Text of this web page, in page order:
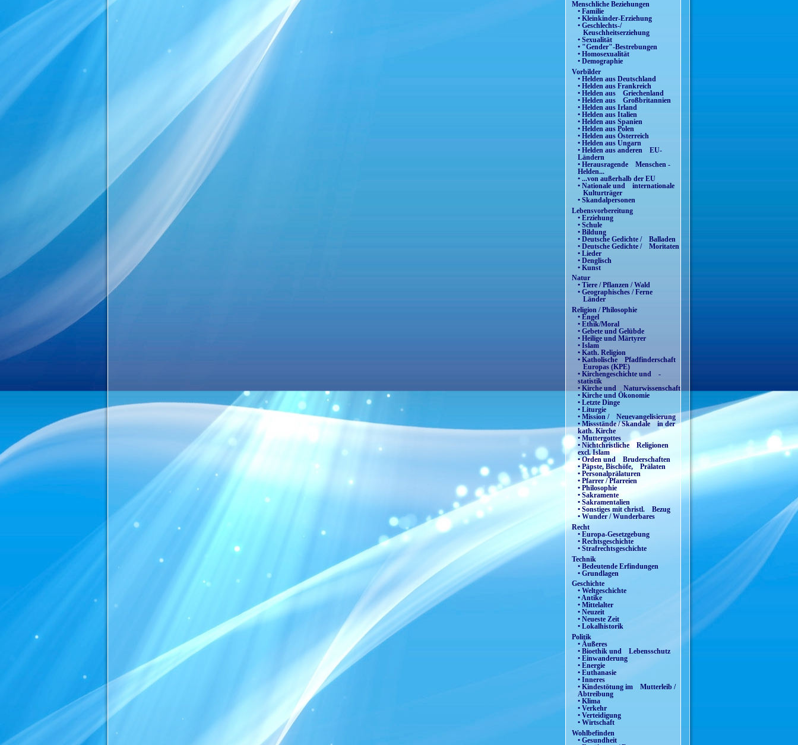
Menschliche Beziehungen
• Familie
• Kleinkinder-Erziehung
• Geschlechts-/
Keuschheitserziehung
• Sexualität
• "Gender"-Bestrebungen
• Homosexualität
• Demographie
Vorbilder
• Helden aus Deutschland
• Helden aus Frankreich
• Helden aus Griechenland
• Helden aus Großbritannien
• Helden aus Irland
• Helden aus Italien
• Helden aus Spanien
• Helden aus Polen
• Helden aus Österreich
• Helden aus Ungarn
• Helden aus anderen EU-
Ländern
• Herausragende Menschen -
Helden...
• ...von außerhalb der EU
• Nationale und internationale
Kulturträger
• Skandalpersonen
Lebensvorbereitung
• Erziehung
• Schule
• Bildung
• Deutsche Gedichte / Balladen
• Deutsche Gedichte / Moritaten
• Lieder
• Denglisch
• Kunst
Natur
• Tiere / Pflanzen / Wald
• Geographisches / Ferne
Länder
Religion / Philosophie
• Engel
• Ethik/Moral
• Gebete und Gelübde
• Heilige und Märtyrer
• Islam
• Kath. Religion
• Katholische Pfadfinderschaft
Europas (KPE)
• Kirchengeschichte und -
statistik
• Kirche und Naturwissenschaft
• Kirche und Ökonomie
• Letzte Dinge
• Liturgie
• Mission / Neuevangelisierung
• Missstände / Skandale in der
kath. Kirche
• Muttergottes
• Nichtchristliche Religionen
excl. Islam
• Orden und Bruderschaften
• Päpste, Bischöfe, Prälaten
• Personalprälaturen
• Pfarrer / Pfarreien
• Philosophie
• Sakramente
• Sakramentalien
• Sonstiges mit christl. Bezug
• Wunder / Wunderbares
Recht
• Europa-Gesetzgebung
• Rechtsgeschichte
• Strafrechtsgeschichte
Technik
• Bedeutende Erfindungen
• Grundlagen
Geschichte
• Weltgeschichte
• Antike
• Mittelalter
• Neuzeit
• Neueste Zeit
• Lokalhistorik
Politik
• Äußeres
• Bioethik und Lebensschutz
• Einwanderung
• Energie
• Euthanasie
• Inneres
• Kindestötung im Mutterleib /
Abtreibung
• Klima
• Verkehr
• Verteidigung
• Wirtschaft
Wohlbefinden
• Gesundheit